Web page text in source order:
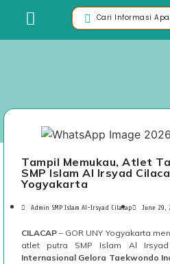
Tampil Memukau, Atlet
SMP Islam Al Irsyad
Yogyakarta
Admin SMP Islam Al-Irsyad Cilacap June 29,
CILACAP – GOR UNY Yogyakarta
atlet putra SMP Islam Al
Internasional Gelora Taekwondo